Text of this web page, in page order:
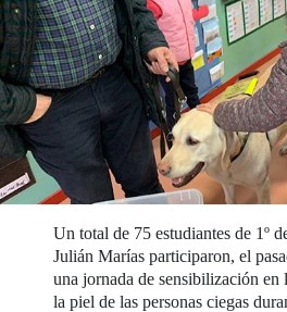
Un total de 75 estudiantes de 1º
Julián Marías participaron, el
una jornada de sensibilización en
la piel de las personas ciegas